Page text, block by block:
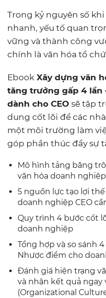
Trong kỷ nguyên số
nhanh, yếu tố quan
vững và thành công
chính là văn hóa tổ
Ebook Xây dựng văn
tăng trưởng gấp 4 lần
dành cho CEO sẽ tập
dung cốt lõi để các
một môi trường làm
góp phần thúc đẩy sự
Mô hình tảng băng
văn hóa doanh nghiệp
5 nguồn lực tạo lợi
doanh nghiệp CEO
Quy trình 4 bước cốt
doanh nghiệp
Tổng hợp và so sánh
Nhược điểm cho
Đánh giá hiện trạng
và nhận kết quả ngay
(Organizational